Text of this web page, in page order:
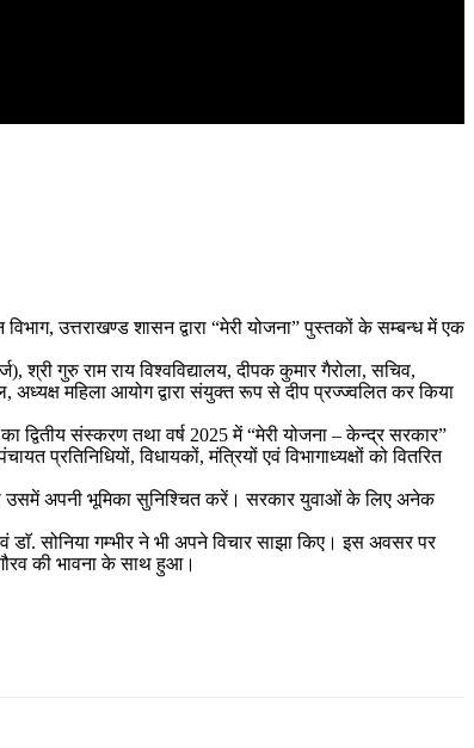
उत्तराखण्ड शासन द्वारा “मेरी योजना” पुस्तकों के सम्बन्ध में एक
गुरु राम राय विश्वविद्यालय, दीपक कुमार गैरोला, सचिव,
अध्यक्ष महिला आयोग द्वारा संयुक्त रूप से दीप प्रज्ज्वलित कर किया
द्वितीय संस्करण तथा वर्ष 2025 में “मेरी योजना – केन्द्र सरकार”
विधायकों, मंत्रियों एवं विभागाध्यक्षों को वितरित
उसमें अपनी भूमिका सुनिश्चित करें। सरकार युवाओं के लिए अनेक
डाॅ. सोनिया गम्भीर ने भी अपने विचार साझा किए। इस अवसर पर
की भावना के साथ हुआ।